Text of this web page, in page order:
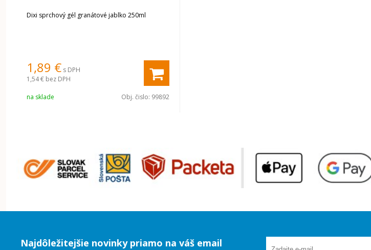
Dixi sprchový gél granátové jablko 250ml
1,89 € s DPH
1,54 € bez DPH
na sklade Obj. čislo: 99892
Najdôležitejšie novinky priamo na váš email